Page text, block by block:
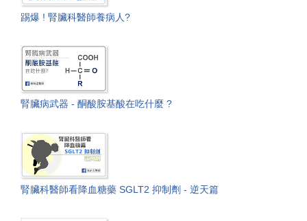
踢爆 ! 腎臟科醫師養病人?
腎臟病武器 - 酮酸胺基酸在吃什麼 ?
腎臟科醫師看降血糖藥 SGLT2 抑制劑 - 逆天篇